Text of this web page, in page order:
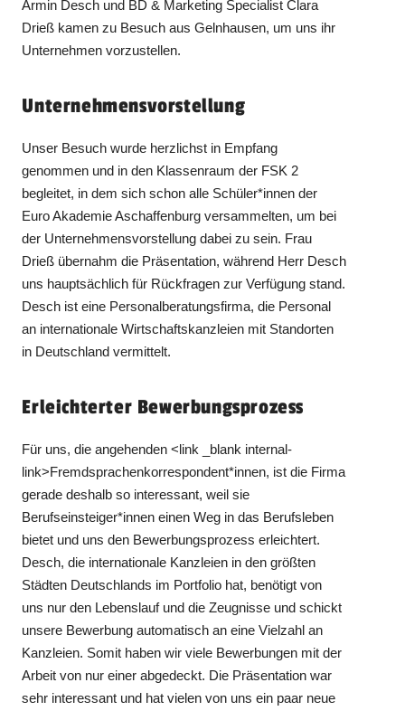
Armin Desch und BD & Marketing Specialist Clara
Drieß kamen zu Besuch aus Gelnhausen, um uns ihr
Unternehmen vorzustellen.
Unternehmensvorstellung
Unser Besuch wurde herzlichst in Empfang
genommen und in den Klassenraum der FSK 2
begleitet, in dem sich schon alle Schüler*innen der
Euro Akademie Aschaffenburg versammelten, um bei
der Unternehmensvorstellung dabei zu sein. Frau
Drieß übernahm die Präsentation, während Herr Desch
uns hauptsächlich für Rückfragen zur Verfügung stand.
Desch ist eine Personalberatungsfirma, die Personal
an internationale Wirtschaftskanzleien mit Standorten
in Deutschland vermittelt.
Erleichterter Bewerbungsprozess
Für uns, die angehenden <link _blank internal-
link>Fremdsprachenkorrespondent*innen, ist die Firma
gerade deshalb so interessant, weil sie
Berufseinsteiger*innen einen Weg in das Berufsleben
bietet und uns den Bewerbungsprozess erleichtert.
Desch, die internationale Kanzleien in den größten
Städten Deutschlands im Portfolio hat, benötigt von
uns nur den Lebenslauf und die Zeugnisse und schickt
unsere Bewerbung automatisch an eine Vielzahl an
Kanzleien. Somit haben wir viele Bewerbungen mit der
Arbeit von nur einer abgedeckt. Die Präsentation war
sehr interessant und hat vielen von uns ein paar neue